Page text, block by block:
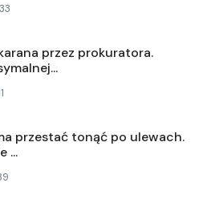
przez prokuratora.
przestać tonąć po ulewach.
...